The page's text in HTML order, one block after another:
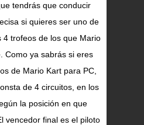
tendrás que conducir
si quieres ser uno de
4 trofeos de los que Mario
Como ya sabrás si eres
de Mario Kart para PC,
de 4 circuitos, en los
la posición en que
vencedor final es el piloto